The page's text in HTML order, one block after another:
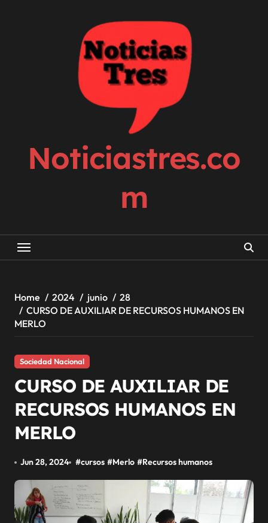
Noticiastres.co
m
Home 2024 junio
28
CURSO DE AUXILIAR DE RECURSOS HUMANOS EN
MERLO
Sociedad Nacional
CURSO DE AUXILIAR DE
RECURSOS HUMANOS EN
MERLO
Jun 28, 2024 #cursos #Merlo #Recursos humanos